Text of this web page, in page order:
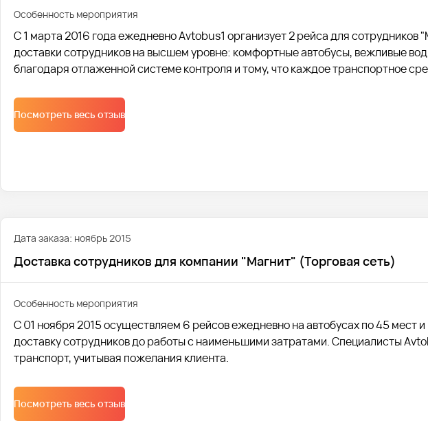
Особенность мероприятия
С 1 марта 2016 года ежедневно Avtobus1 организует 2 рейса для
доставки сотрудников на высшем уровне: комфортные автобусы, вежливые
благодаря отлаженной системе контроля и тому, что каждое транспортное
Посмотреть весь отзыв
Дата заказа: ноябрь 2015
Доставка сотрудников для компании "Магнит" (Торговая сеть)
Особенность мероприятия
С 01 ноября 2015 осуществляем 6 рейсов ежедневно на автобусах по 45 мест
доставку сотрудников до работы с наименьшими затратами. Специалисты
транспорт, учитывая пожелания клиента.
Посмотреть весь отзыв